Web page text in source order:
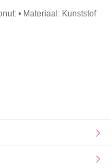
• Materiaal: Kunststof